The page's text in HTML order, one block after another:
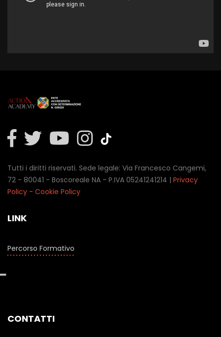
Tutti i diritti riservati. Sede legale: Via Francesco Cangemi,
72 - 80041 - Boscoreale NA - P.IVA 05241241214 | Privacy
Policy - Cookie Policy
LINK
Percorso Formativo
CONTATTI